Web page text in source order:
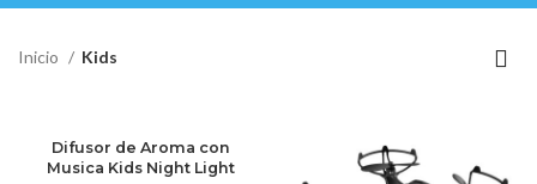
Inicio Kids
Difusor de Aroma con
Musica Kids Night Light